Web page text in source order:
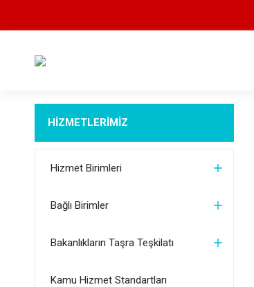
HİZMETLERİMİZ
Hizmet Birimleri
Bağlı Birimler
Bakanlıkların Taşra Teşkilatı
Kamu Hizmet Standartları